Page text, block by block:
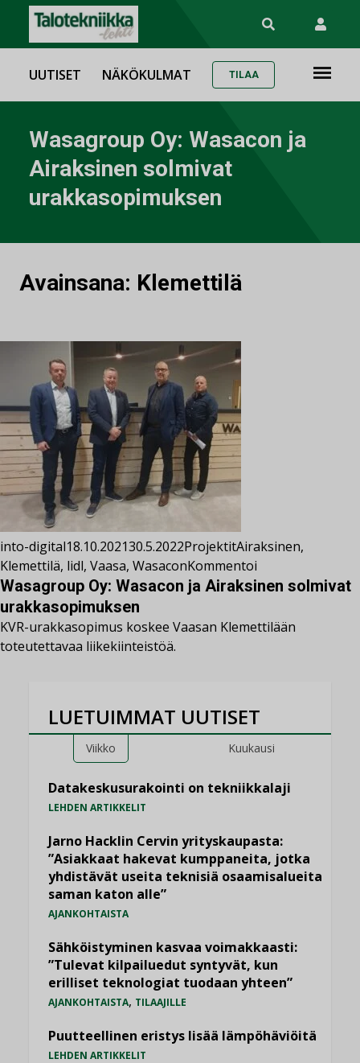
UUTISET NÄKÖKULMAT TILAA
Wasagroup Oy: Wasacon ja
Airaksinen solmivat
urakkasopimuksen
Avainsana: Klemettilä
into-digital18.10.202130.5.2022ProjektitAiraksinen,
Klemettilä, lidl, Vaasa, WasaconKommentoi
Wasagroup Oy: Wasacon ja Airaksinen solmivat
urakkasopimuksen
KVR-urakkasopimus koskee Vaasan Klemettilään
toteutettavaa liikekiinteistöä.
LUETUIMMAT UUTISET
Viikko Kuukausi
Datakeskusurakointi on tekniikkalaji
LEHDEN ARTIKKELIT
Jarno Hacklin Cervin yrityskaupasta:
”Asiakkaat hakevat kumppaneita, jotka
yhdistävät useita teknisiä osaamisalueita
saman katon alle”
AJANKOHTAISTA
Sähköistyminen kasvaa voimakkaasti:
”Tulevat kilpailuedut syntyvät, kun
erilliset teknologiat tuodaan yhteen”
AJANKOHTAISTA, TILAAJILLE
Puutteellinen eristys lisää lämpöhäviöitä
LEHDEN ARTIKKELIT